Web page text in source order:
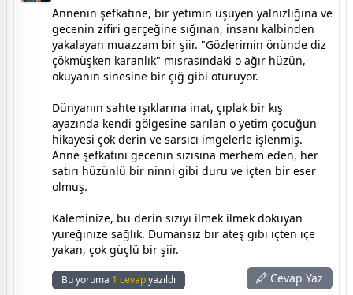
Annenin şefkatine, bir yetimin üşüyen yalnızlığına ve
gecenin zifiri gerçeğine sığınan, insanı kalbinden
yakalayan muazzam bir şiir. "Gözlerimin önünde diz
çökmüşken karanlık" mısrasındaki o ağır hüzün,
okuyanın sinesine bir çığ gibi oturuyor.
Dünyanın sahte ışıklarına inat, çıplak bir kış
ayazında kendi gölgesine sarılan o yetim çocuğun
hikayesi çok derin ve sarsıcı imgelerle işlenmiş.
Anne şefkatini gecenin sızısına merhem eden, her
satırı hüzünlü bir ninni gibi duru ve içten bir eser
olmuş.
Kaleminize, bu derin sızıyı ilmek ilmek dokuyan
yüreğinize sağlık. Dumansız bir ateş gibi içten içe
yakan, çok güçlü bir şiir.
Bu yoruma 1 cevapyazıldı Cevap Yaz